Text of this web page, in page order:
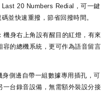
Last 20 Numbers Redial，可一鍵
並快速重撥，節省回撥時間。
：機身右上角設有醒目的紅燈，有來
容的總機系統，更可作為語音留言
身側邊自帶一組數據專用插孔，可
一台錄音設備，無需額外裝設分接